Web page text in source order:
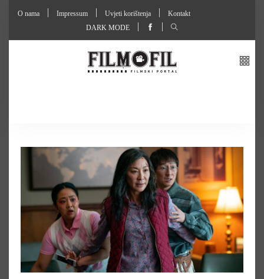
O nama Impressum Uvjeti korištenja
Kontakt
DARK MODE